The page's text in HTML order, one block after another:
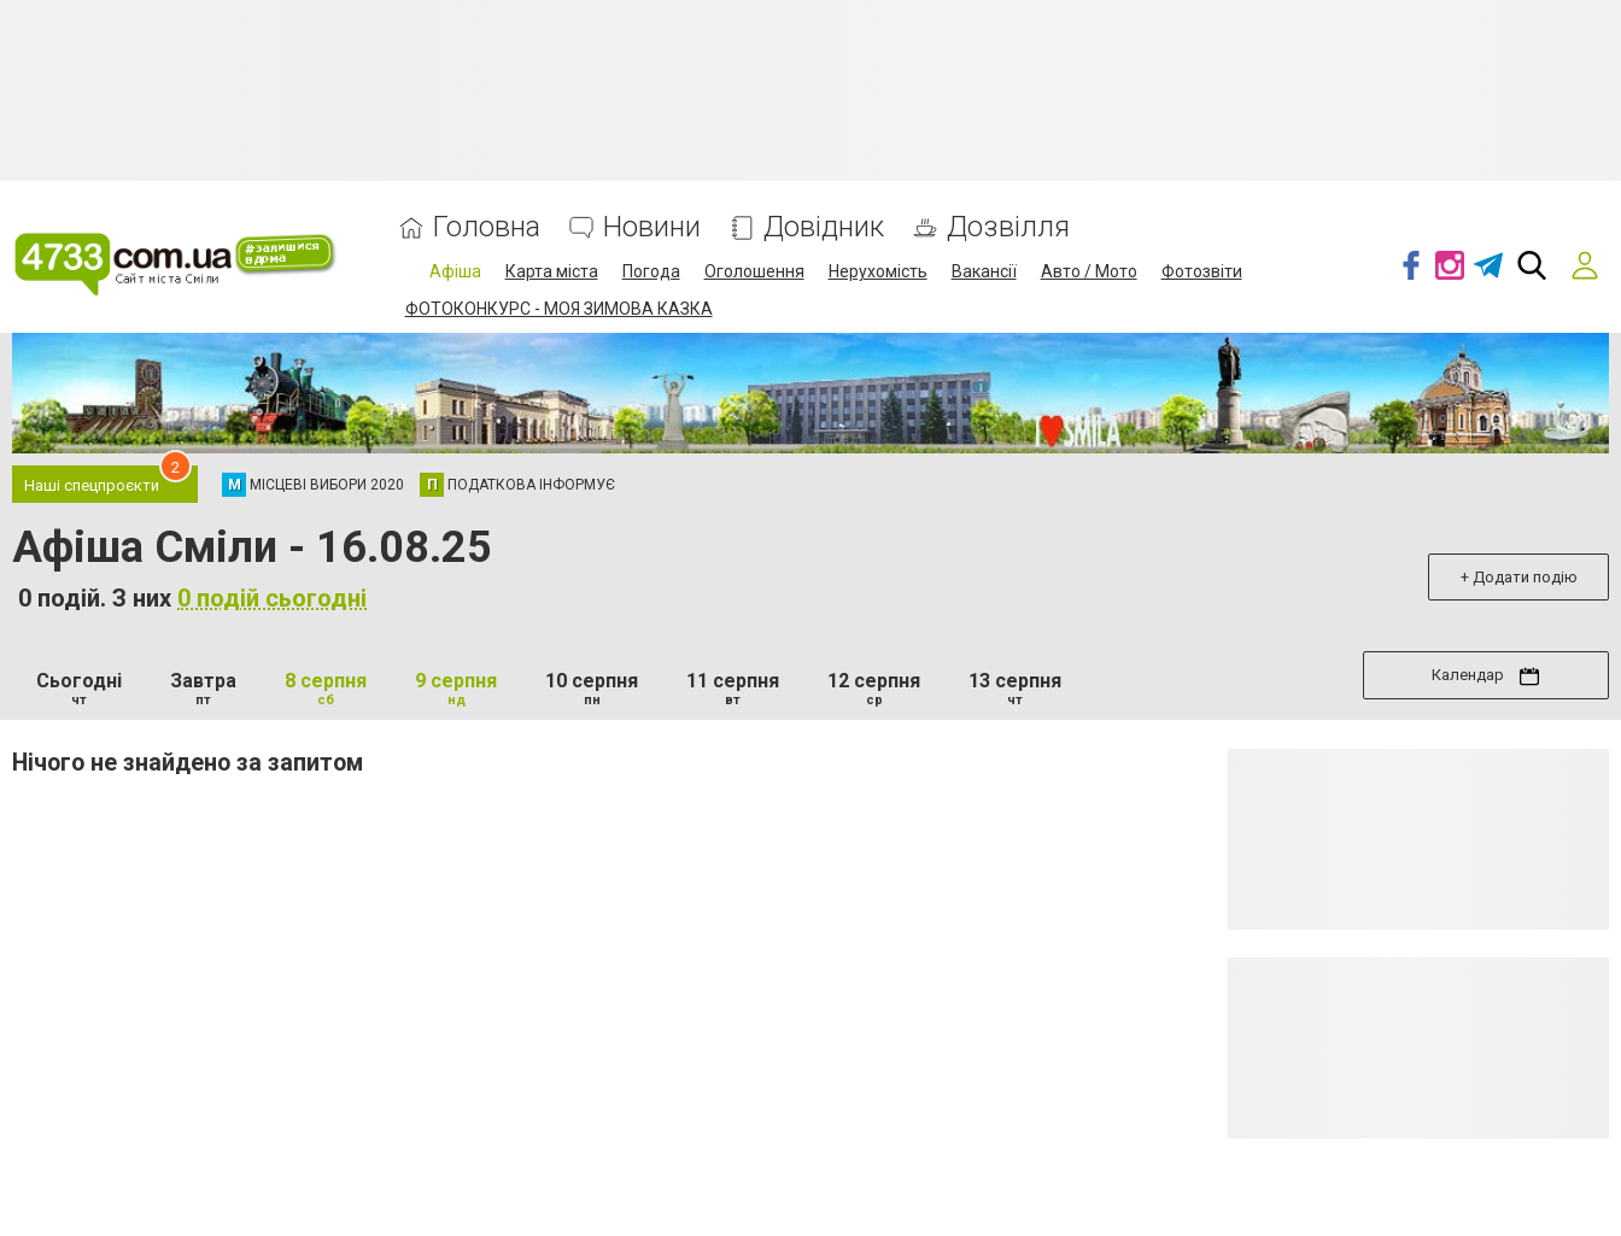
Головна Новини Довідник Дозвілля
Афіша Карта міста Погода Оголошення Нерухомість Вакансії Авто / Мото
Фотозвіти
ФОТОКОНКУРС - МОЯ ЗИМОВА КАЗКА
Наші спецпроєкти
2
М МІСЦЕВІ ВИБОРИ 2020 П ПОДАТКОВА ІНФОРМУЄ
Афіша Сміли - 16.08.25
0 подій. З них 0 подій сьогодні
+ Додати подію
Сьогодні
чт
Завтра
пт
8 серпня
сб
9 серпня
нд
10 серпня
пн
11 серпня
вт
12 серпня
ср
13 серпня
чт
Календар
Нічого не знайдено за запитом